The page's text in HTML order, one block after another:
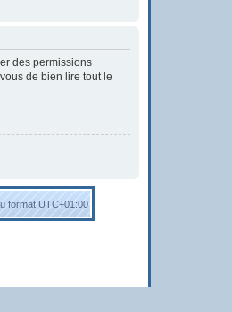
des permissions
de bien lire tout le
formatUTC+01:00